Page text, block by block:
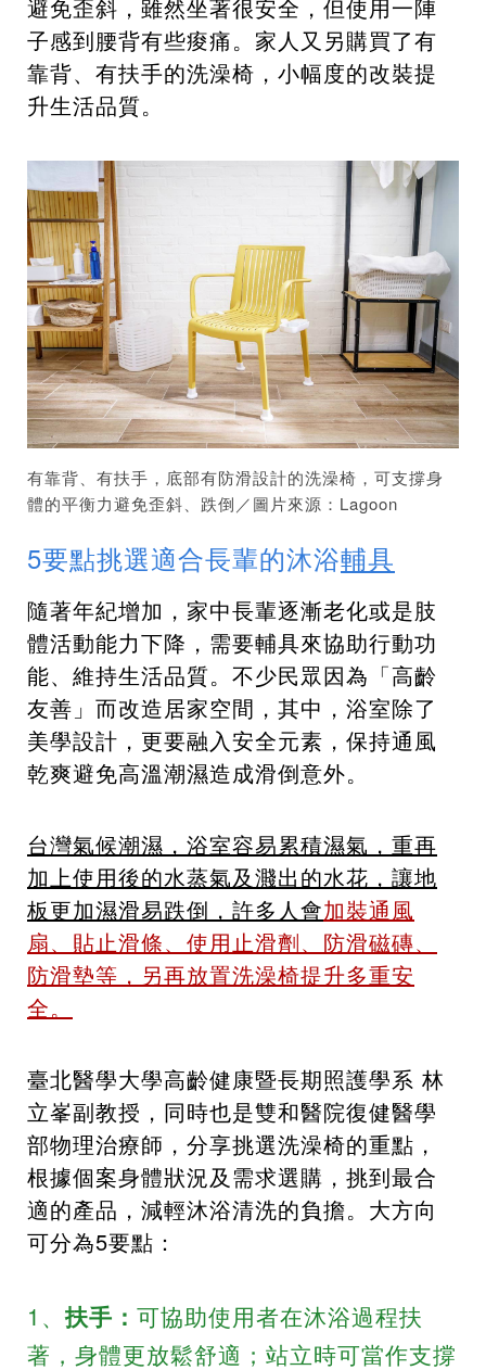
避免歪斜，雖然坐著很安全，但使用一陣
子感到腰背有些痠痛。家人又另購買了有
靠背、有扶手的洗澡椅，小幅度的改裝提
升生活品質。
有靠背、有扶手，底部有防滑設計的洗澡椅，可支撐身
體的平衡力避免歪斜、跌倒／圖片來源：Lagoon
5要點挑選適合長輩的沐浴輔具
隨著年紀增加，家中長輩逐漸老化或是肢
體活動能力下降，需要輔具來協助行動功
能、維持生活品質。不少民眾因為「高齡
友善」而改造居家空間，其中，浴室除了
美學設計，更要融入安全元素，保持通風
乾爽避免高溫潮濕造成滑倒意外。
台灣氣候潮濕，浴室容易累積濕氣，重再
加上使用後的水蒸氣及濺出的水花，讓地
板更加濕滑易跌倒，許多人會加裝通風
扇、貼止滑條、使用止滑劑、防滑磁磚、
防滑墊等，另再放置洗澡椅提升多重安
全。
臺北醫學大學高齡健康暨長期照護學系 林
立峯副教授，同時也是雙和醫院復健醫學
部物理治療師，分享挑選洗澡椅的重點，
根據個案身體狀況及需求選購，挑到最合
適的產品，減輕沐浴清洗的負擔。大方向
可分為5要點：
1、扶手： 可協助使用者在沐浴過程扶
著，身體更放鬆舒適；站立時可當作支撐